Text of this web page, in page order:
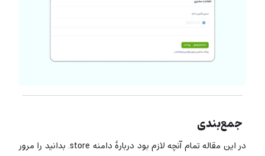
جمع‌بندی
در این مقاله تمام آنچه لازم بود دربارۀ دامنه store. بدانید را مرور